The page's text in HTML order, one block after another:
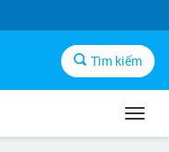
Tìm kiếm